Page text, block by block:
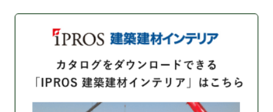
事業内容
建築実例